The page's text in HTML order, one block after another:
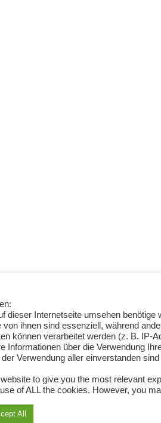
dieser Internetseite umsehen
von ihnen sind essenziell, während
können verarbeitet werden (z. B. IP-
Informationen über die Verwendung
Verwendung aller einverstanden
to give you the most relevant
of ALL the cookies. However, you
All